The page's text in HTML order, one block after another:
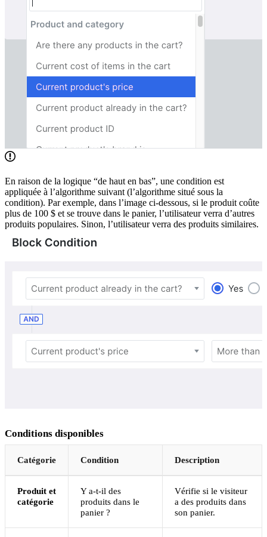
En raison de la logique “de haut en bas”, une condition est
appliquée à l’algorithme suivant (l’algorithme situé sous la
condition). Par exemple, dans l’image ci-dessous, si le produit coûte
plus de 100 $ et se trouve dans le panier, l’utilisateur verra d’autres
produits populaires. Sinon, l’utilisateur verra des produits similaires.
Conditions disponibles
Catégorie Condition Description
Produit et
catégorie
Y a-t-il des
produits dans le
panier ?
Vérifie si le visiteur
a des produits dans
son panier.